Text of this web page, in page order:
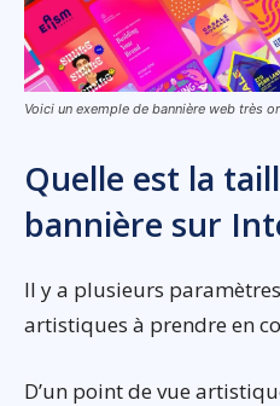
Voici un exemple de bannière web très
Quelle est la
bannière sur
Il y a plusieurs
artistiques à prendre en
D’un point de vue